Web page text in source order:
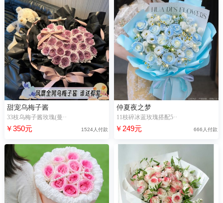
甜宠乌梅子酱
33枝乌梅子酱玫瑰(曼··
￥350元 1524人付款
仲夏夜之梦
11枝碎冰蓝玫瑰搭配5··
￥249元 666人付款